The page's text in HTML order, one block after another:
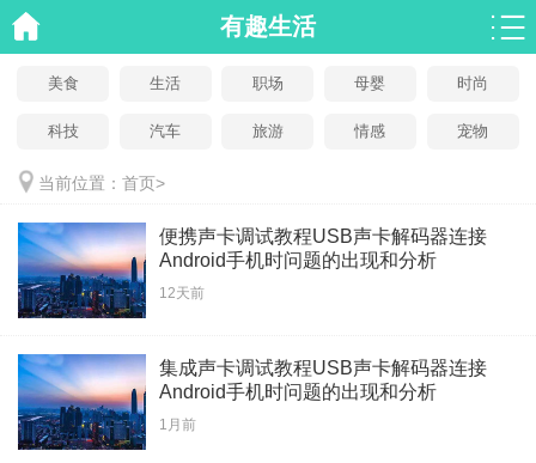
有趣生活
美食 生活 职场 母婴 时尚
科技 汽车 旅游 情感 宠物
当前位置： 首页>
便携声卡调试教程USB声卡解码器连接
Android手机时问题的出现和分析
12天前
集成声卡调试教程USB声卡解码器连接
Android手机时问题的出现和分析
1月前